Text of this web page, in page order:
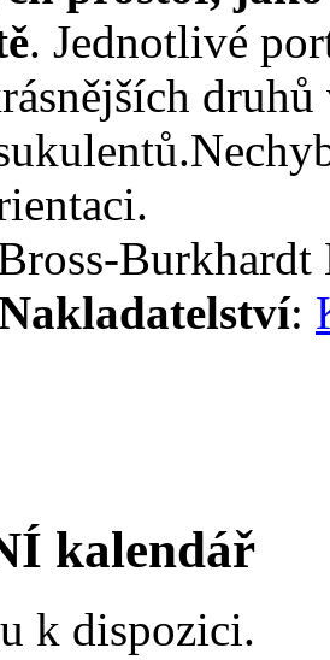
. Jednotlivé
Burkhardt
:
kalendář
k dispozici.